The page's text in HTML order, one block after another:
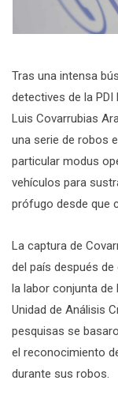
Tras una intensa
detectives de la
Luis Covarrubias
una serie de robos
particular modus
vehículos para
prófugo desde que
La captura de
del país después
la labor conjunta de
Unidad de Análisis
pesquisas se
el reconocimiento
durante sus robos.